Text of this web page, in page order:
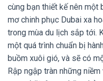
cùng bạn thiết kế nên
mơ chinh phục Dubai xa
trong mùa du lịch sắp tới.
một quá trình chuẩn bị
buồm xuôi gió, và sẽ có
Rập ngập tràn những